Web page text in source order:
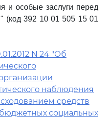
и особые заслуги перед
(код 392 10 01 505 15 01
N 24 "Об
наблюдения
средств
социальных